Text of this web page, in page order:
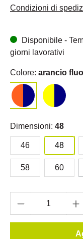
Condizioni di
Disponibile -
giorni lavorativi
Colore: arancio
Dimensioni: 48
46 48
58 60